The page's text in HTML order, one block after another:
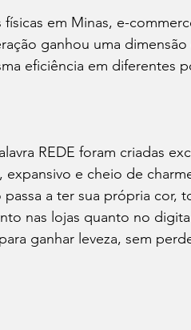
em Minas, e-
ganhou uma
eficiência em diferentes
REDE foram criadas
e cheio de
a ter sua própria cor,
nas lojas quanto no
ganhar leveza, sem